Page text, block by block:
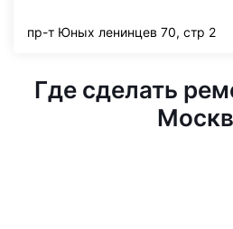
пр-т Юных ленинцев 70, стр 2
Где сделать